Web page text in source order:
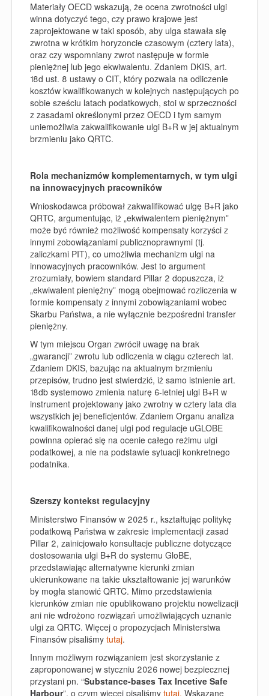
Materiały OECD wskazują, że ocena zwrotności ulgi
winna dotyczyć tego, czy prawo krajowe jest
zaprojektowane w taki sposób, aby ulga stawała się
zwrotna w krótkim horyzoncie czasowym (cztery lata),
oraz czy wspomniany zwrot następuje w formie
pieniężnej lub jego ekwiwalentu. Zdaniem DKIS, art.
18d ust. 8 ustawy o CIT, który pozwala na odliczenie
kosztów kwalifikowanych w kolejnych następujących po
sobie sześciu latach podatkowych, stoi w sprzeczności
z zasadami określonymi przez OECD i tym samym
uniemożliwia zakwalifikowanie ulgi B+R w jej aktualnym
brzmieniu jako QRTC.
Rola mechanizmów komplementarnych, w tym ulgi
na innowacyjnych pracowników
Wnioskodawca próbował zakwalifikować ulgę B+R jako
QRTC, argumentując, iż „ekwiwalentem pieniężnym”
może być również możliwość kompensaty korzyści z
innymi zobowiązaniami publicznoprawnymi (tj.
zaliczkami PIT), co umożliwia mechanizm ulgi na
innowacyjnych pracowników. Jest to argument
zrozumiały, bowiem standard Pillar 2 dopuszcza, iż
„ekwiwalent pieniężny” mogą obejmować rozliczenia w
formie kompensaty z innymi zobowiązaniami wobec
Skarbu Państwa, a nie wyłącznie bezpośredni transfer
pieniężny.
W tym miejscu Organ zwrócił uwagę na brak
„gwarancji” zwrotu lub odliczenia w ciągu czterech lat.
Zdaniem DKIS, bazując na aktualnym brzmieniu
przepisów, trudno jest stwierdzić, iż samo istnienie art.
18db systemowo zmienia naturę 6-letniej ulgi B+R w
instrument projektowany jako zwrotny w cztery lata dla
wszystkich jej beneficjentów. Zdaniem Organu analiza
kwalifikowalności danej ulgi pod regulacje uGLOBE
powinna opierać się na ocenie całego reżimu ulgi
podatkowej, a nie na podstawie sytuacji konkretnego
podatnika.
Szerszy kontekst regulacyjny
Ministerstwo Finansów w 2025 r., kształtując politykę
podatkową Państwa w zakresie implementacji zasad
Pillar 2, zainicjowało konsultacje publiczne dotyczące
dostosowania ulgi B+R do systemu GloBE,
przedstawiając alternatywne kierunki zmian
ukierunkowane na takie ukształtowanie jej warunków
by mogła stanowić QRTC. Mimo przedstawienia
kierunków zmian nie opublikowano projektu nowelizacji
ani nie wdrożono rozwiązań umożliwiających uznanie
ulgi za QRTC. Więcej o propozycjach Ministerstwa
Finansów pisaliśmy tutaj.
Innym możliwym rozwiązaniem jest skorzystanie z
zaproponowanej w styczniu 2026 nowej bezpiecznej
przystani pn. “Substance-bases Tax Incetive Safe
Harbour”, o czym więcej pisaliśmy tutaj. Wskazane